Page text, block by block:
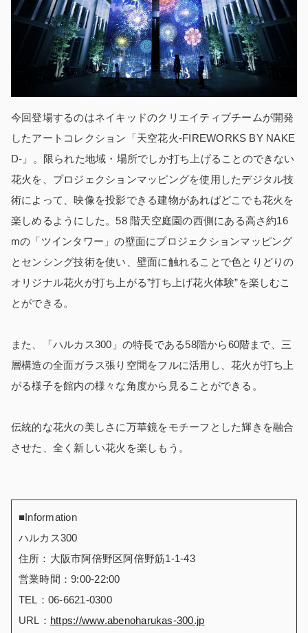
今回登場するのはネイキッドのクリエイティブチームが開発
したアートコレクション「天空花火‐FIREWORKS BY NAKE
D‐」。限られた地域・場所でしか打ち上げることのできない
花火を、プロジェクションマッピングを使用したデジタル技
術によって、映像を投影できる建物があればどこでも花火を
楽しめるようにした。58 階天空庭園の西側にある高さ約16
mの「ツインタワー」の壁面にプロジェクションマッピング
とセンシング技術を使い、壁面に触れることで色とりどりの
オリジナル花火が打ち上がる”打ち上げ花火体験”を楽しむこ
とができる。
また、「ハルカス300」の特長である58階から60階まで、三
層構造の全面ガラス張り空間をフルに活用し、花火が打ち上
がる様子を館内の様々な角度から見ることができる。
伝統的な花火の美しさに万華鏡をモチーフとした輝きを融合
させた、全く新しい花火を楽しもう。
■Information
ハルカス300
住所：大阪市阿倍野区阿倍野筋1-1-43
営業時間：9:00-22:00
TEL：06-6621-0300
URL： https://www.abenoharukas-300.jp